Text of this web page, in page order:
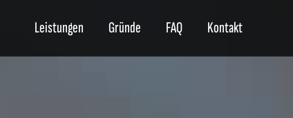
Leistungen Gründe FAQ Kontakt